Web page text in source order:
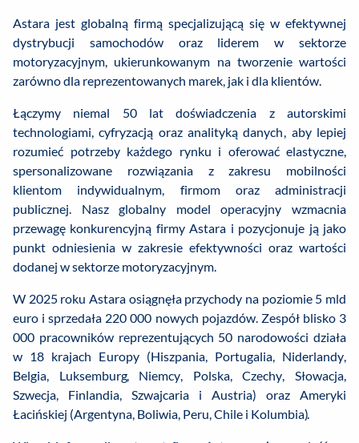
Astara jest globalną firmą specjalizującą się w efektywnej
dystrybucji samochodów oraz liderem w sektorze
motoryzacyjnym, ukierunkowanym na tworzenie wartości
zarówno dla reprezentowanych marek, jak i dla klientów.
Łączymy niemal 50 lat doświadczenia z autorskimi
technologiami, cyfryzacją oraz analityką danych, aby lepiej
rozumieć potrzeby każdego rynku i oferować elastyczne,
spersonalizowane rozwiązania z zakresu mobilności
klientom indywidualnym, firmom oraz administracji
publicznej. Nasz globalny model operacyjny wzmacnia
przewagę konkurencyjną firmy Astara i pozycjonuje ją jako
punkt odniesienia w zakresie efektywności oraz wartości
dodanej w sektorze motoryzacyjnym.
W 2025 roku Astara osiągnęła przychody na poziomie 5 mld
euro i sprzedała 220 000 nowych pojazdów. Zespół blisko 3
000 pracowników reprezentujących 50 narodowości działa
w 18 krajach Europy (Hiszpania, Portugalia, Niderlandy,
Belgia, Luksemburg, Niemcy, Polska, Czechy, Słowacja,
Szwecja, Finlandia, Szwajcaria i Austria) oraz Ameryki
Łacińskiej (Argentyna, Boliwia, Peru, Chile i Kolumbia).